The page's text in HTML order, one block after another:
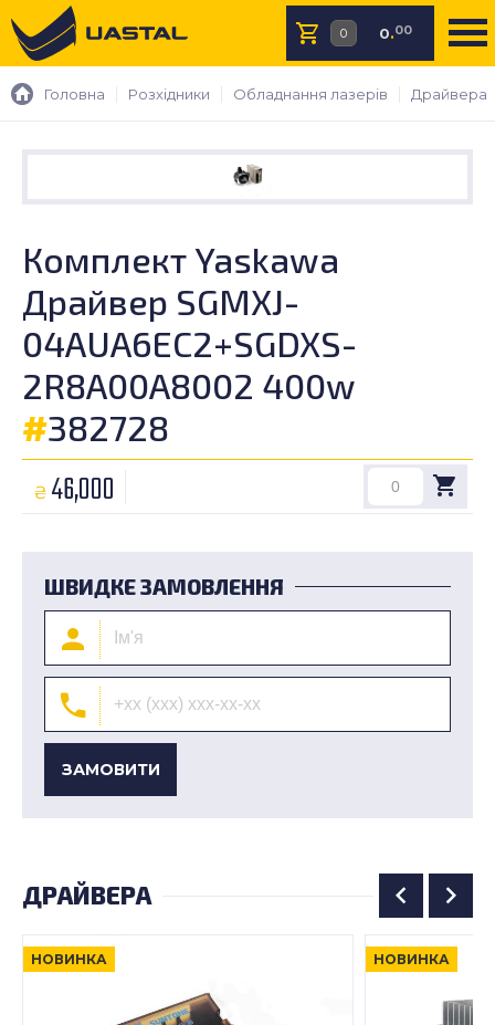
0.00
Головна Розхідники Обладнання лазерів Драйвера
Комплект Yaskawa
Драйвер SGMXJ-
04AUA6EC2+SGDXS-
2R8A00A8002 400w
#382728
₴ 46,000
ШВИДКЕ ЗАМОВЛЕННЯ
ЗАМОВИТИ
ДРАЙВЕРА
НОВИНКА НОВИНКА